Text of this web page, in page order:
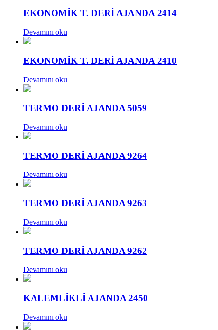
EKONOMİK T. DERİ AJANDA 2414
Devamını oku
EKONOMİK T. DERİ AJANDA 2410
Devamını oku
TERMO DERİ AJANDA 5059
Devamını oku
TERMO DERİ AJANDA 9264
Devamını oku
TERMO DERİ AJANDA 9263
Devamını oku
TERMO DERİ AJANDA 9262
Devamını oku
KALEMLİKLİ AJANDA 2450
Devamını oku